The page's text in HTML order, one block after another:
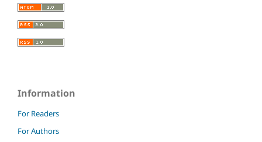
Information
For Readers
For Authors